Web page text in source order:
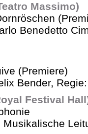
Massimo)
Benedetto
(Premiere)
Bender,
Festival